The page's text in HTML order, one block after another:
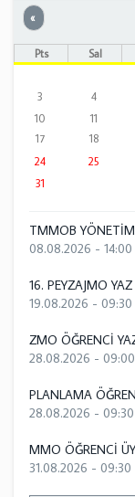
« Önceki
Pts Sal
3
4
10
11
17
18
24
25
31
TMMOB
08.08.2026 - 14:00
16. PEYZAJMO
19.08.2026 - 09:30
ZMO ÖĞRENCİ
28.08.2026 - 09:00
PLANLAMA
28.08.2026 - 09:30
MMO ÖĞRENCİ
31.08.2026 - 09:30